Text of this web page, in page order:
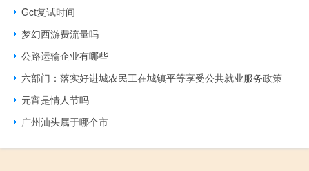
Gct复试时间
梦幻西游费流量吗
公路运输企业有哪些
六部门：落实好进城农民工在城镇平等享受公共就业服务政策
元宵是情人节吗
广州汕头属于哪个市